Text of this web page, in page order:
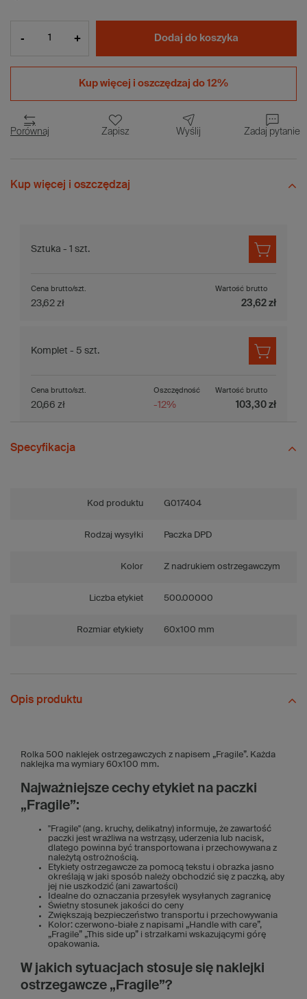
- + Dodaj do koszyka
Kup więcej i oszczędzaj do 12%
Porównaj Zapisz Wyślij Zadaj pytanie
Kup więcej i oszczędzaj
Sztuka - 1 szt.
Cena brutto/szt.
23,62 zł
Wartość brutto
23,62 zł
Komplet - 5 szt.
Oszczędność
-12%
Cena brutto/szt.
20,66 zł
Wartość brutto
103,30 zł
Specyfikacja
Kod produktu G017404
Rodzaj wysyłki Paczka DPD
Kolor Z nadrukiem ostrzegawczym
Liczba etykiet 500.00000
Rozmiar etykiety 60x100 mm
Opis produktu
Rolka 500 naklejek ostrzegawczych z napisem „Fragile”. Każda
naklejka ma wymiary 60x100 mm.
Najważniejsze cechy etykiet na paczki
„Fragile”:
"Fragile" (ang. kruchy, delikatny) informuje, że zawartość
paczki jest wrażliwa na wstrząsy, uderzenia lub nacisk,
dlatego powinna być transportowana i przechowywana z
należytą ostrożnością.
Etykiety ostrzegawcze za pomocą tekstu i obrazka jasno
określają w jaki sposób należy obchodzić się z paczką, aby
jej nie uszkodzić (ani zawartości)
Idealne do oznaczania przesyłek wysyłanych zagranicę
Świetny stosunek jakości do ceny
Zwiększają bezpieczeństwo transportu i przechowywania
Kolor: czerwono-białe z napisami „Handle with care”,
„Fragile” „This side up” i strzałkami wskazującymi górę
opakowania.
W jakich sytuacjach stosuje się naklejki
ostrzegawcze „Fragile”?